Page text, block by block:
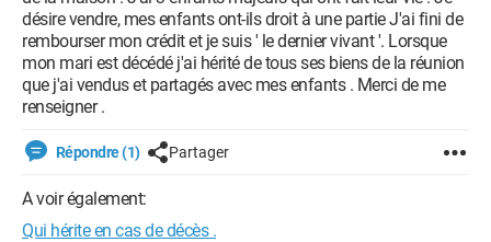
désire vendre, mes enfants ont-ils droit à une partie J'ai fini de
rembourser mon crédit et je suis ' le dernier vivant '. Lorsque
mon mari est décédé j'ai hérité de tous ses biens de la réunion
que j'ai vendus et partagés avec mes enfants . Merci de me
renseigner .
Répondre (1) Partager
A voir également:
Qui hérite en cas de décès .